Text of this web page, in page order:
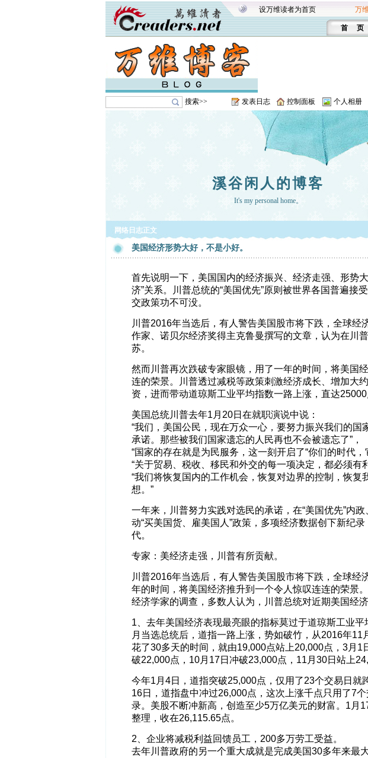
设万维读者为首页 万
首 页
搜索>> 发表日志 控制面板 个人相册
溪谷闲人的博客
It's my personal home。
网络日志正文
美国经济形势大好，不是小好。
首先说明一下，美国国内的经济振兴、经济走强、形
济”关系。川普总统的“美国优先”原则被世界各国普遍接
交政策功不可没。
川普2016年当选后，有人警告美国股市将下跌，全球经
作家、诺贝尔经济奖得主克鲁曼撰写的文章，认为在川
苏。
然而川普再次跌破专家眼镜，用了一年的时间，将美国
连的荣景。川普透过减税等政策刺激经济成长、增加大
资，进而带动道琼斯工业平均指数一路上涨，直达25000
美国总统川普去年1月20日在就职演说中说：
“我们，美国公民，现在万众一心，要努力振兴我们的国
承诺。那些被我们国家遗忘的人民再也不会被遗忘了”，
“国家的存在就是为民服务，这一刻开启了“你们的时代，
“关于贸易、税收、移民和外交的每一项决定，都必须有
“我们将恢复国内的工作机会，恢复对边界的控制，恢复
想。”
一年来，川普努力实践对选民的承诺，在“美国优先”内
动“买美国货、雇美国人”政策，多项经济数据创下新纪
代。
专家：美经济走强，川普有所贡献。
川普2016年当选后，有人警告美国股市将下跌，全球经
年的时间，将美国经济推升到一个令人惊叹连连的荣景
经济学家的调查，多数人认为，川普总统对近期美国经济
1、去年美国经济表现最亮眼的指标莫过于道琼斯工业
月当选总统后，道指一路上涨，势如破竹，从2016年11
花了30多天的时间，就由19,000点站上20,000点，3月1
破22,000点，10月17日冲破23,000点，11月30日站上
今年1月4日，道指突破25,000点，仅用了23个交易日就
16日，道指盘中冲过26,000点，这次上涨千点只用了7
录。美股不断冲新高，创造至少5万亿美元的财富。1月
整理，收在26,115.65点。
2、企业将减税利益回馈员工，200多万劳工受益。
去年川普政府的另一个重大成就是完成美国30多年来